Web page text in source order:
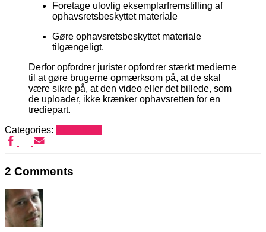
Foretage ulovlig eksemplarfremstilling af
ophavsretsbeskyttet materiale
Gøre ophavsretsbeskyttet materiale
tilgængeligt.
Derfor opfordrer jurister opfordrer stærkt medierne
til at gøre brugerne opmærksom på, at de skal
være sikre på, at den video eller det billede, som
de uploader, ikke krænker ophavsretten for en
trediepart.
Categories:
2 Comments